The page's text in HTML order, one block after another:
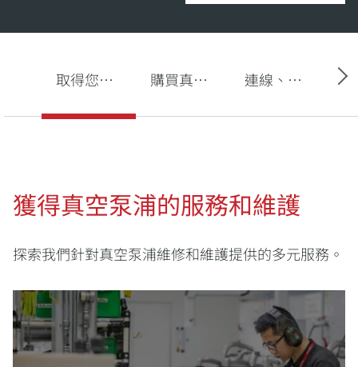
取得您的真空泵浦服務 購買真空泵浦油、備用零件和套件 連線、監控和偵測
獲得真空泵浦的服務和維護
探索我們針對真空泵浦維修和維護提供的多元服務。